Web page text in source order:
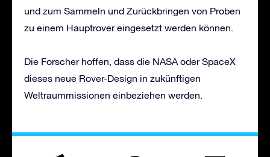
und zum Sammeln und Zurückbringen von Proben
zu einem Hauptrover eingesetzt werden können.
Die Forscher hoffen, dass die NASA oder SpaceX
dieses neue Rover-Design in zukünftigen
Weltraummissionen einbeziehen werden.